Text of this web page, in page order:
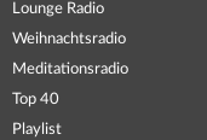
Lounge Radio
Weihnachtsradio
Meditationsradio
Top 40
Playlist